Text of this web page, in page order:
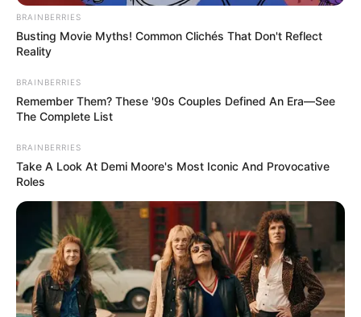
BRAINBERRIES
Busting Movie Myths! Common Clichés That Don't Reflect
Reality
BRAINBERRIES
Remember Them? These '90s Couples Defined An Era—See
The Complete List
BRAINBERRIES
Take A Look At Demi Moore's Most Iconic And Provocative
Roles